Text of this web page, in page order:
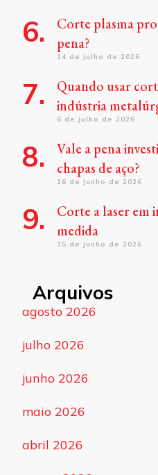
Corte plasma
pena?
14 de julho de 2026
Quando usar
indústria
6 de julho de 2026
Vale a pena
chapas de aço?
16 de junho de 2026
Corte a laser em
medida
15 de junho de 2026
Arquivos
agosto 2026
julho 2026
junho 2026
maio 2026
abril 2026